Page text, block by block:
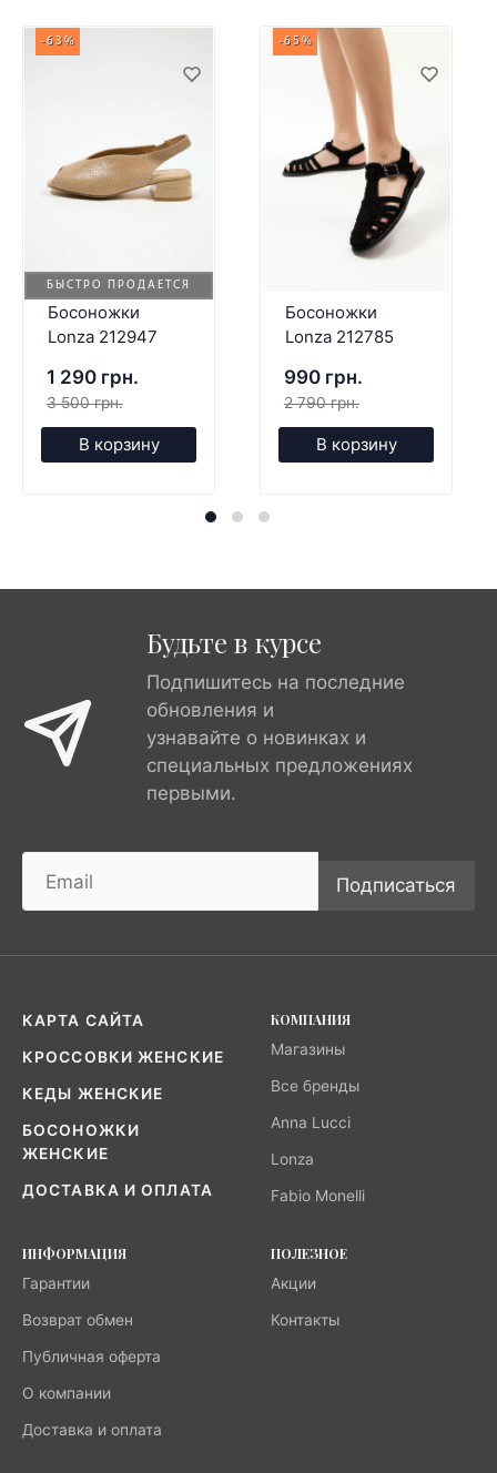
БЫСТРО ПРОДАЕТСЯ
-63%
Босоножки
Lonza 212947
1 290 грн.
3 500 грн.
В корзину
-65%
Босоножки
Lonza 212785
990 грн.
2 790 грн.
В корзину
Будьте в курсе
Подпишитесь на последние
обновления и
узнавайте о новинках и
специальных предложениях
первыми.
Подписаться
КАРТА САЙТА
КРОССОВКИ ЖЕНСКИЕ
КЕДЫ ЖЕНСКИЕ
БОСОНОЖКИ
ЖЕНСКИЕ
ДОСТАВКА И ОПЛАТА
КОМПАНИЯ
Магазины
Все бренды
Anna Lucci
Lonza
Fabio Monelli
ИНФОРМАЦИЯ
Гарантии
Возврат обмен
Публичная оферта
О компании
Доставка и оплата
ПОЛЕЗНОЕ
Акции
Контакты